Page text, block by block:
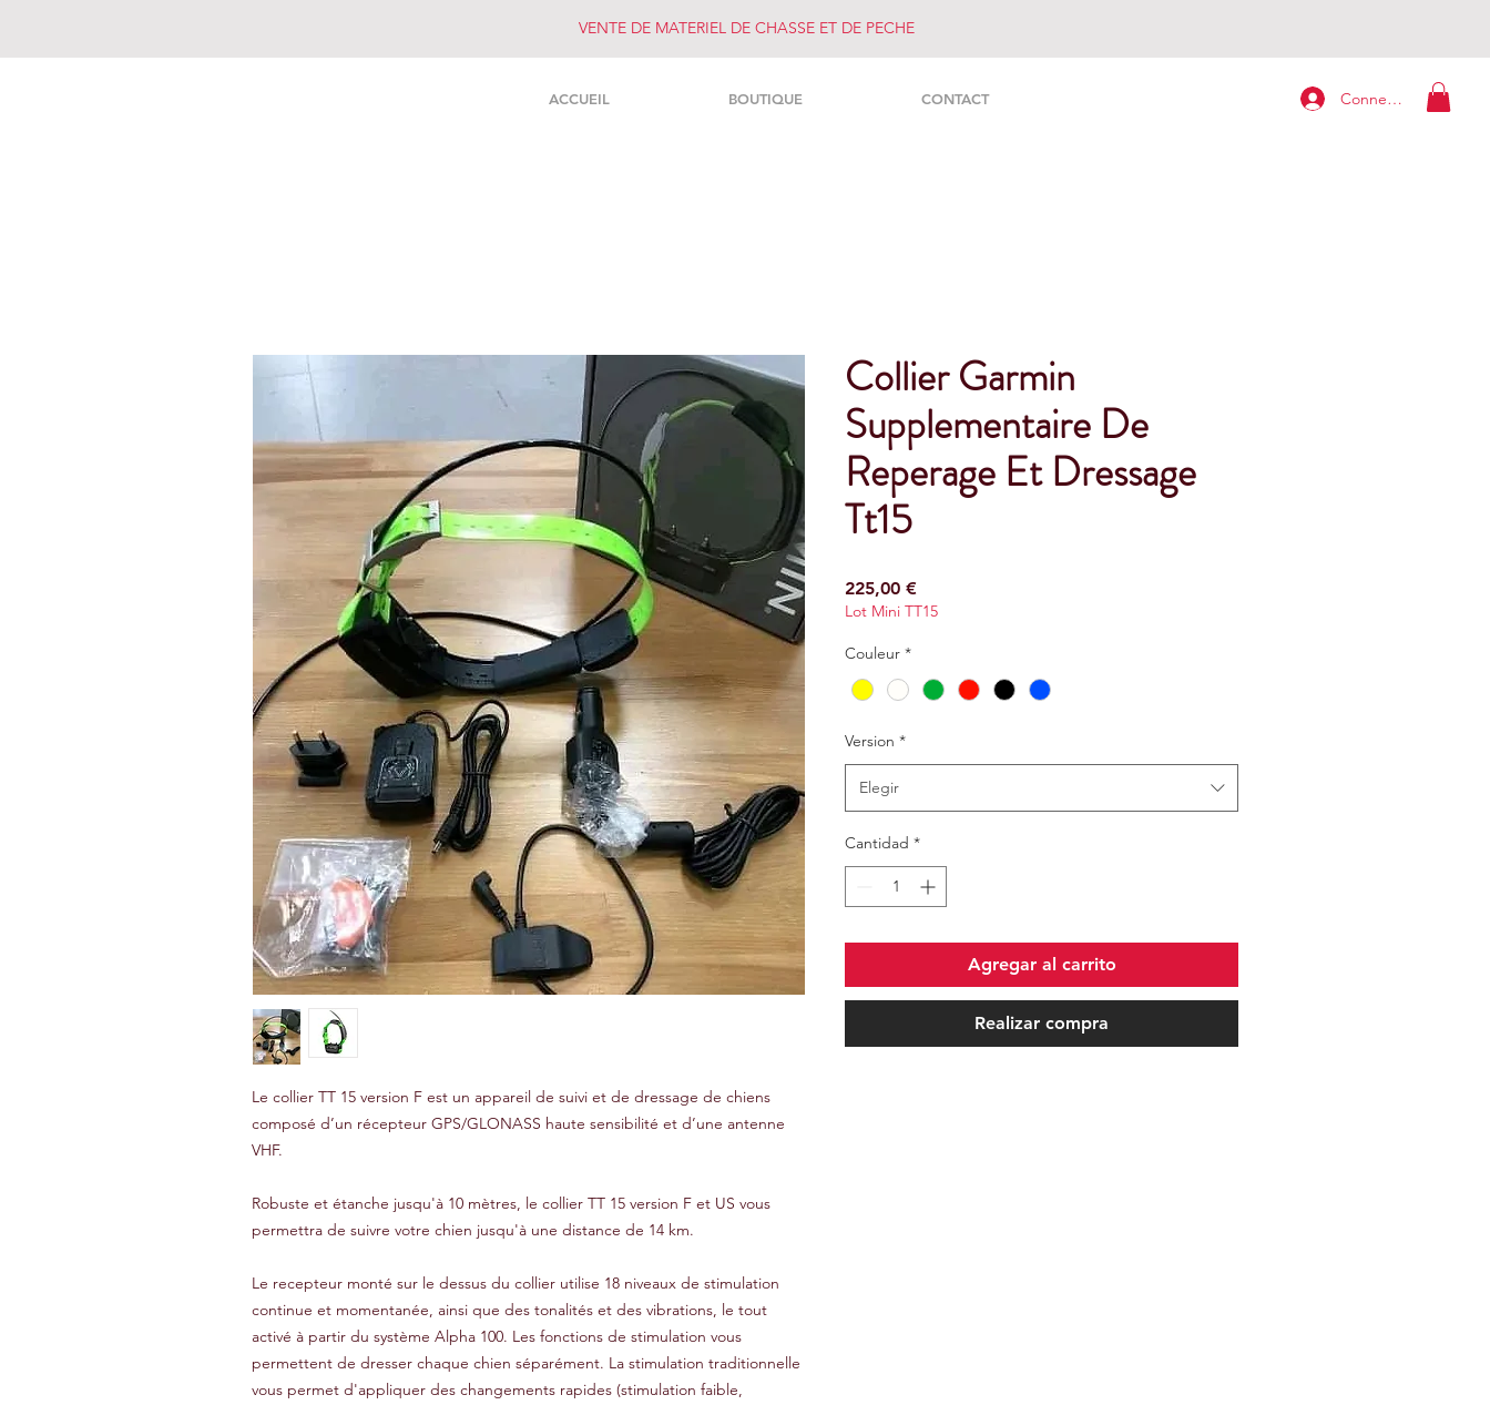
Connexion
VENTE DE MATERIEL DE CHASSE ET DE PECHE
ACCUEIL BOUTIQUE CONTACT
Le collier TT 15 version F est un appareil de suivi et de dressage de chiens
composé d’un récepteur GPS/GLONASS haute sensibilité et d’une antenne
VHF.
Robuste et étanche jusqu'à 10 mètres, le collier TT 15 version F et US vous
permettra de suivre votre chien jusqu'à une distance de 14 km.
Le recepteur monté sur le dessus du collier utilise 18 niveaux de stimulation
continue et momentanée, ainsi que des tonalités et des vibrations, le tout
activé à partir du système Alpha 100. Les fonctions de stimulation vous
permettent de dresser chaque chien séparément. La stimulation traditionnelle
vous permet d'appliquer des changements rapides (stimulation faible,
Collier Garmin
Supplementaire De
Reperage Et Dressage
Tt15
225,00 €Precio
Lot Mini TT15
Couleur *
Version *
Elegir
Cantidad *
Agregar al carrito
Realizar compra